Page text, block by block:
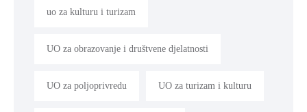
uo za kulturu i turizam
UO za obrazovanje i društvene djelatnosti
UO za poljoprivredu UO za turizam i kulturu